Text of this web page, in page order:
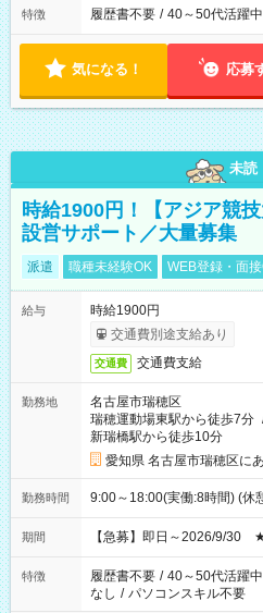
特徴 履歴書不要 / 40～50代活躍中
気になる！ 応募
未読
時給1900円！【アジア競
設営サポート／大量募集
派遣 職種未経験OK WEB登録・面
給与
時給1900円
交通費別途支給あり
交通費 交通費支給
勤務地
名古屋市瑞穂区
瑞穂運動場東駅から徒歩7分
新瑞橋駅から徒歩10分
愛知県 名古屋市瑞穂区に
勤務時間 9:00～18:00(実働:8時間) (休
期間 【急募】即日～2026/9/30
特徴 履歴書不要 / 40～50代活躍中
なし / パソコンスキル不要